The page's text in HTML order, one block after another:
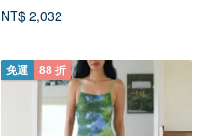
NT$ 2,032
免運 88 折